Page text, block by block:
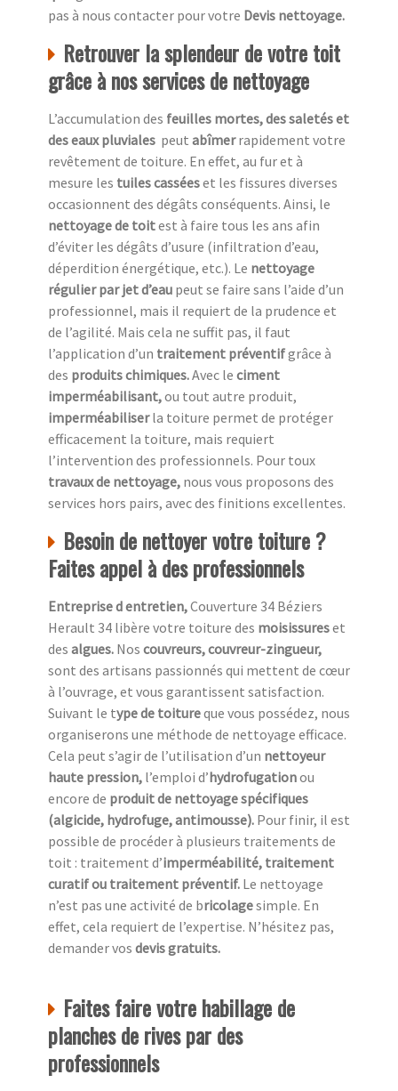
pas à nous contacter pour votre Devis nettoyage.
Retrouver la splendeur de votre toit
grâce à nos services de nettoyage
L’accumulation des feuilles mortes, des saletés et
des eaux pluviales peut abîmerrapidement votre
revêtement de toiture. En effet, au fur et à
mesure les tuiles casséeset les fissures diverses
occasionnent des dégâts conséquents. Ainsi, le
nettoyage de toitest à faire tous les ans afin
d’éviter les dégâts d’usure (infiltration d’eau,
déperdition énergétique, etc.). Le nettoyage
régulier par jet d’eau peut se faire sans l’aide d’un
professionnel, mais il requiert de la prudence et
de l’agilité. Mais cela ne suffit pas, il faut
l’application d’un traitement préventifgrâce à
des produits chimiques.Avec le ciment
imperméabilisant,ou tout autre produit,
imperméabiliserla toiture permet de protéger
efficacement la toiture, mais requiert
l’intervention des professionnels. Pour toux
travaux de nettoyage, nous vous proposons des
services hors pairs, avec des finitions excellentes.
Besoin de nettoyer votre toiture ?
Faites appel à des professionnels
Entreprise d entretien,Couverture 34 Béziers
Herault 34 libère votre toiture des moisissureset
des algues. Nos couvreurs, couvreur-zingueur,
sont des artisans passionnés qui mettent de cœur
à l’ouvrage, et vous garantissent satisfaction.
Suivant le type de toitureque vous possédez, nous
organiserons une méthode de nettoyage efficace.
Cela peut s’agir de l’utilisation d’un nettoyeur
haute pression, l’emploi d’hydrofugationou
encore de produit de nettoyage spécifiques
(algicide, hydrofuge, antimousse). Pour finir, il est
possible de procéder à plusieurs traitements de
toit : traitement d’imperméabilité, traitement
curatif ou traitement préventif. Le nettoyage
n’est pas une activité de bricolagesimple. En
effet, cela requiert de l’expertise. N’hésitez pas,
demander vos devis gratuits.
Faites faire votre habillage de
planches de rives par des
professionnels